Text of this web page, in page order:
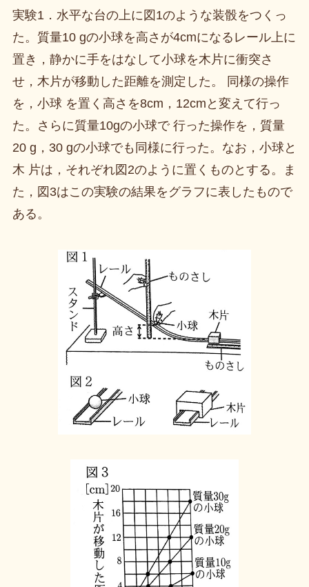
実験1．水平な台の上に図1のような装骰をつくっ
た。質量10 gの小球を高さが4cmになるレール上に
置き，静かに手をはなして小球を木片に衝突さ
せ，木片が移動した距離を測定した。 同様の操作
を，小球 を置く高さを8cm，12cmと変えて行っ
た。さらに質量10gの小球で 行った操作を，質量
20 g，30 gの小球でも同様に行った。なお，小球と
木 片は，それぞれ図2のように置くものとする。ま
た，図3はこの実験の結果をグラフに表したもので
ある。